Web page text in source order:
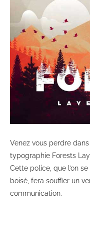
Venez vous perdre
typographie Forests
Cette police, que l’on
boisé, fera souffler un
communication.